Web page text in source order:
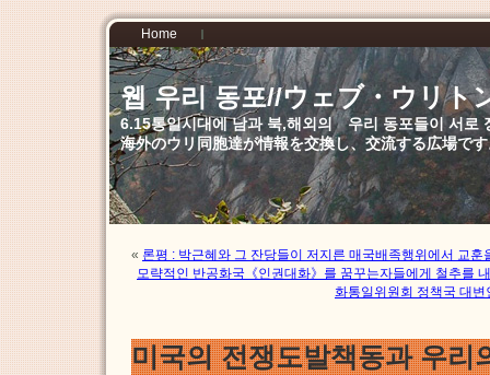
Home
웹 우리 동포//ウェブ・ウリト
6.15통일시대에 남과 북,해외의 우리 동포들이 서로
海外のウリ同胞達が情報を交換し、交流する広場で
« 론평 : 박근혜와 그 잔당들이 저지른 매국배족행위에서 교훈
모략적인 반공화국《인권대화》를 꿈꾸는자들에게 철추를
화통일위원회 정책국 대변
미국의 전쟁도발책동과 우리